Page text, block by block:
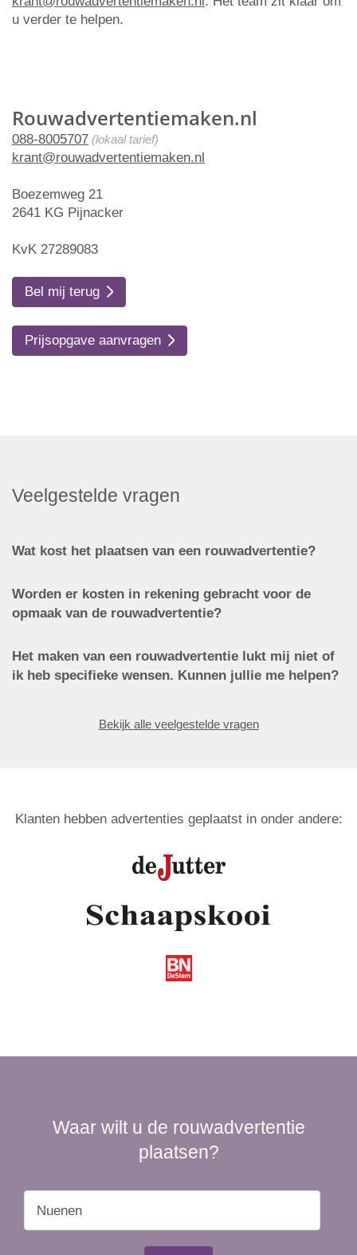
Rouwadvertentiemaken.nl
088-8005707 (lokaal tarief)
krant@rouwadvertentiemaken.nl
Boezemweg 21
2641 KG Pijnacker
KvK 27289083
Bel mij terug
Prijsopgave aanvragen
u verder te helpen.
Veelgestelde vragen
Wat kost het plaatsen van een rouwadvertentie?
Worden er kosten in rekening gebracht voor de
opmaak van de rouwadvertentie?
Het maken van een rouwadvertentie lukt mij niet of
ik heb specifieke wensen. Kunnen jullie me helpen?
Bekijk alle veelgestelde vragen
Klanten hebben advertenties geplaatst in onder andere:
Waar wilt u de rouwadvertentie
plaatsen?